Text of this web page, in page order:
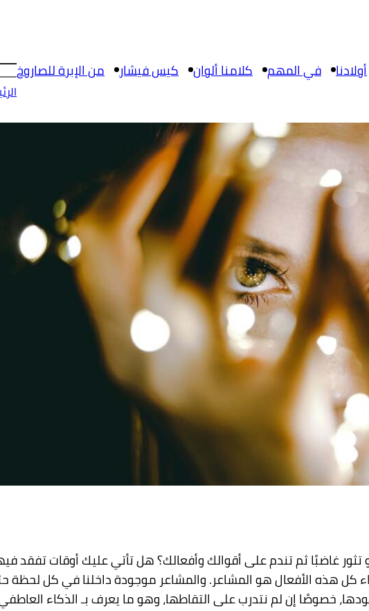
أولادنا في المهم كلامنا ألوان كيس فيشار من الإبرة للصاروخ
تثور غاضبًا ثم تندم على أقوالك وأفعالك؟ هل تأتي عليك أوقات
كل هذه الأفعال هو المشاعر. والمشاعر موجودة داخلنا في كل لحظة
خصوصًا إن لم نتدرب على التقاطها، وهو ما يعرف بـ الذكاء